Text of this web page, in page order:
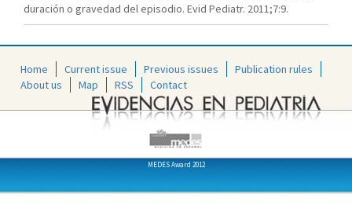
duración o gravedad del episodio. Evid Pediatr. 2011;7:9.
Home Current issue Previous issues
Publication rules
About us
Map RSS Contact
MEDES Award 2012